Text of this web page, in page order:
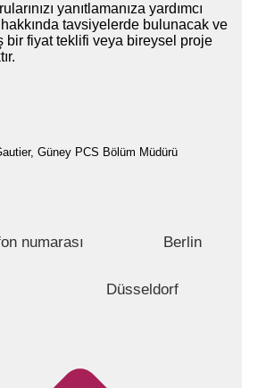
yanıtlamanıza yardımcı
tavsiyelerde bulunacak ve
bir fiyat teklifi veya bireysel proje
numarası Berlin
Düsseldorf